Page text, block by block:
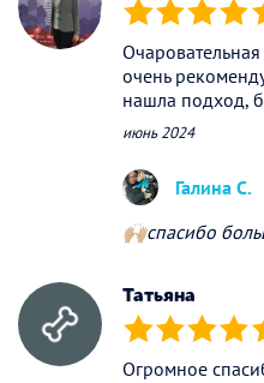
(*) (*) (*) (*)
очень
нашла подход,
июнь 2024
Галина С.
🙌🏼спасибо
Татьяна
(*) (*) (*) (*)
Огромное